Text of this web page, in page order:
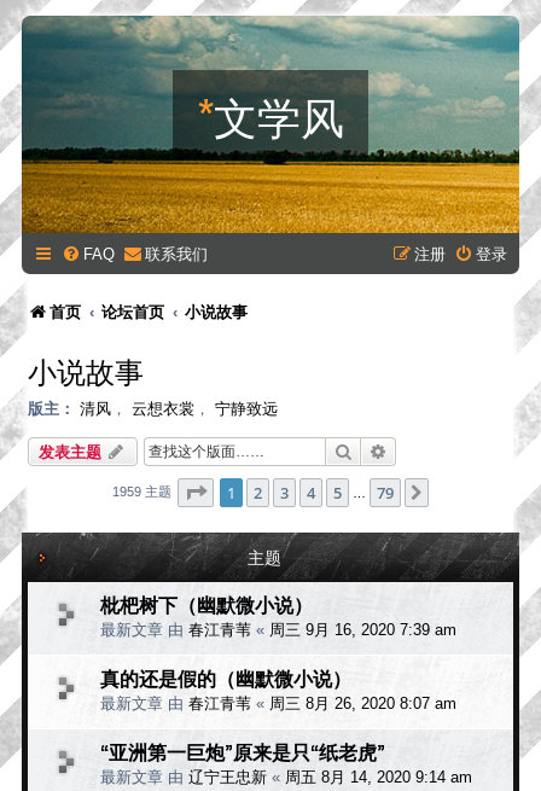
*文学风
FAQ 联系我们 登录
注册
首页 论坛首页 小说故事
小说故事
版主： 清风 ， 云想衣裳 ， 宁静致远
发表主题 搜索
1959 主题 分页：1 79
1 2 3 4 5 79
主题
枇杷树下（幽默微小说）
最新文章 由 春江青苇 « 周三 9月 16, 2020 7:39 am
真的还是假的（幽默微小说）
最新文章 由 春江青苇 « 周三 8月 26, 2020 8:07 am
“亚洲第一巨炮”原来是只“纸老虎”
最新文章 由 辽宁王忠新 « 周五 8月 14, 2020 9:14 am